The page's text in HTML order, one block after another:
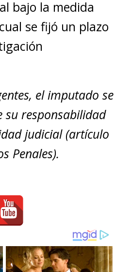
bajo la medida
se fijó un plazo
el imputado se
su responsabilidad
judicial (artículo
Penales).